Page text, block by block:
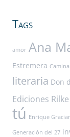
Tags
amor Ana
Estremera
literaria Don
Ediciones Rilke
tú Enrique
Generación del 27